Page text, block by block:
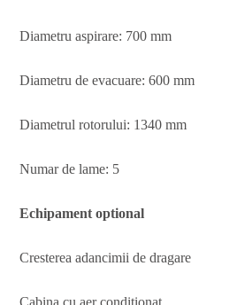
Diametru aspirare: 700 mm
Diametru de evacuare: 600 mm
Diametrul rotorului: 1340 mm
Numar de lame: 5
Echipament optional
Cresterea adancimii de dragare
Cabina cu aer conditionat